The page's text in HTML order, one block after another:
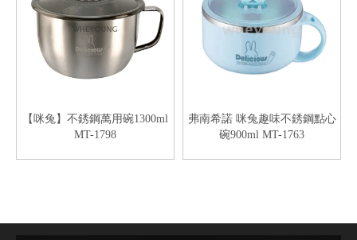
【咪兔】不銹鋼萬用碗1300ml
MT-1798
弗南希諾 咪兔趣味不銹鋼點心
碗900ml MT-1763